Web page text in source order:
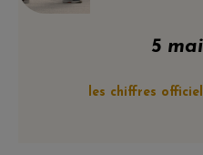
5
les chiffres